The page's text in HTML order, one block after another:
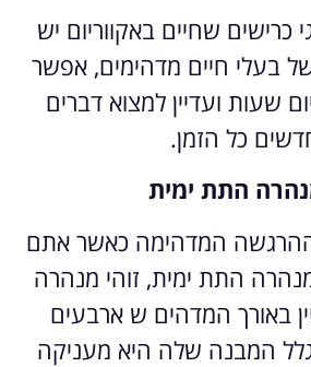
כרישים שחיים באקווריום יש
בעלי חיים מדהימים, אפשר
שעות ועדיין למצוא דברים
כל הזמן.
התת ימית
המדהימה כאשר אתם
התת ימית, זוהי מנהרה
באורך המדהים ש ארבעים
המבנה שלה היא מעניקה